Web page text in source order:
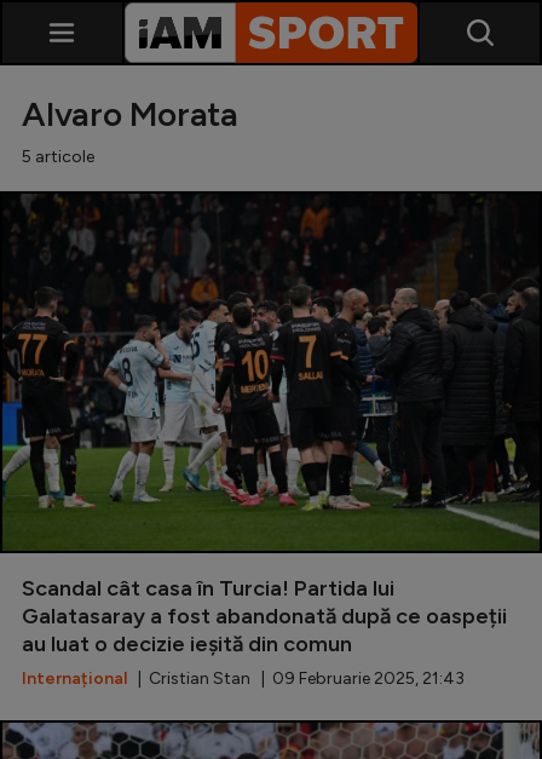
SuperLiga
Liga 2
Cupa României
Echipa Națională
U21
Special
Diverse
Inedit
Clasamente
Alvaro Morata
5 articole
Scandal cât casa în Turcia! Partida lui
Galatasaray a fost abandonată după ce oaspeții
au luat o decizie ieșită din comun
Internațional | Cristian Stan | 09 Februarie 2025, 21:43